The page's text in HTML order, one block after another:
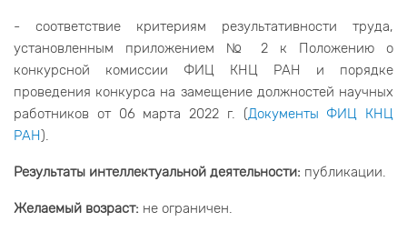
- соответствие критериям результативности труда,
установленным приложением № 2 к Положению о
конкурсной комиссии ФИЦ КНЦ РАН и порядке
проведения конкурса на замещение должностей научных
работников от 06 марта 2022 г. (Документы ФИЦ КНЦ
РАН).
Результаты интеллектуальной деятельности: публикации.
Желаемый возраст: не ограничен.